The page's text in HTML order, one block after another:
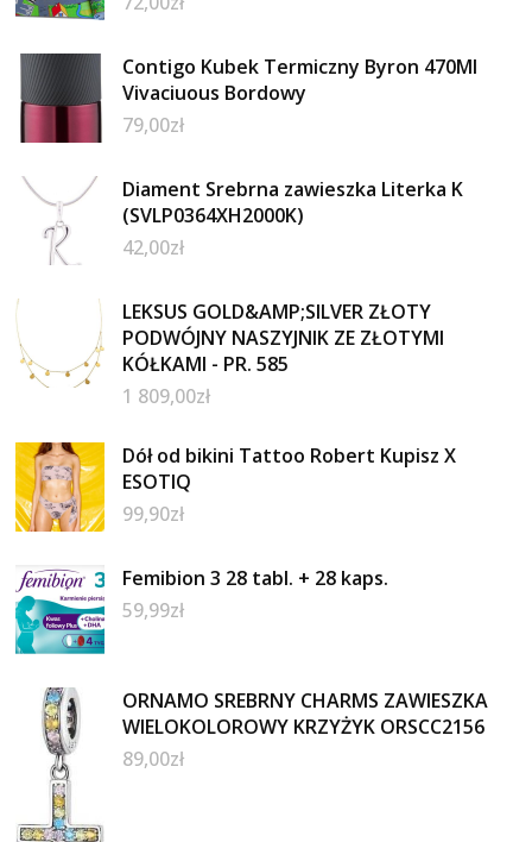
Contigo Kubek Termiczny Byron 470Ml
Vivaciuous Bordowy
79,00zł
Diament Srebrna zawieszka Literka K
(SVLP0364XH2000K)
42,00zł
LEKSUS GOLD&AMP;SILVER ZŁOTY
PODWÓJNY NASZYJNIK ZE ZŁOTYMI
KÓŁKAMI - PR. 585
1 809,00zł
Dół od bikini Tattoo Robert Kupisz X
ESOTIQ
99,90zł
Femibion 3 28 tabl. + 28 kaps.
59,99zł
ORNAMO SREBRNY CHARMS ZAWIESZKA
WIELOKOLOROWY KRZYŻYK ORSCC2156
89,00zł